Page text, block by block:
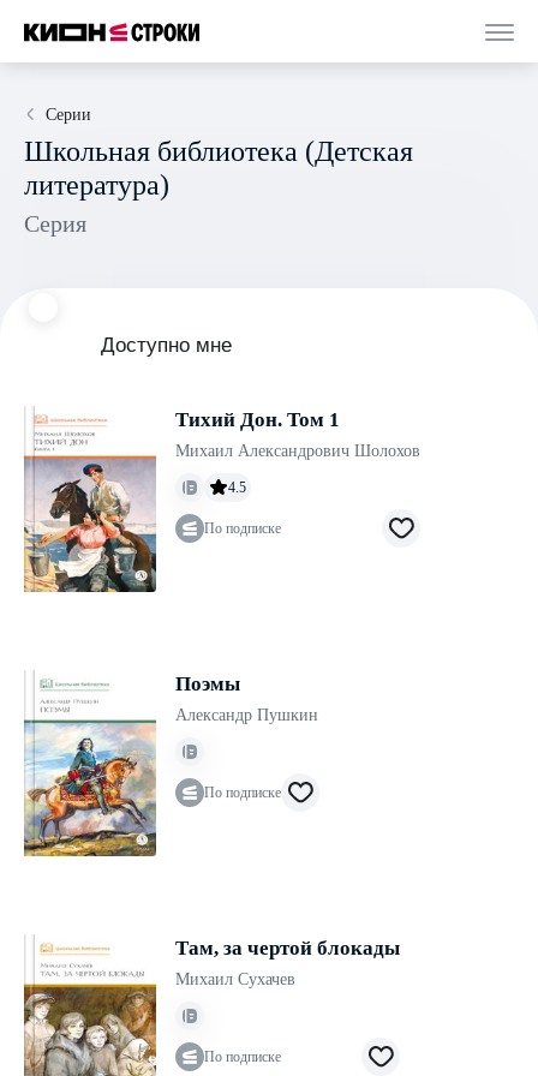
Серии
Школьная библиотека (Детская
литература)
Серия
Доступно мне
Тихий Дон. Том 1
Михаил Александрович Шолохов
4.5
По подписке
Поэмы
Александр Пушкин
По подписке
Там, за чертой блокады
Михаил Сухачев
По подписке